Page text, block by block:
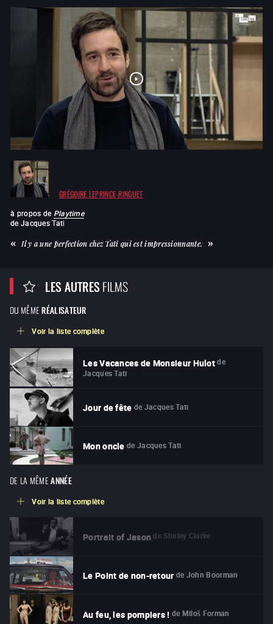
GRÉGOIRE LEPRINCE-RINGUET
à propos de Playtime
de Jacques Tati
Il y a une perfection chez Tati qui est impressionnante.
LES AUTRESFILMS
DU MÊME RÉALISATEUR
Voir la liste complète
Les Vacances de Monsieur Hulot de
Jacques Tati
Jour de fête de Jacques Tati
Mon oncle de Jacques Tati
DE LA MÊME ANNÉE
Voir la liste complète
Portrait of Jason de Shirley Clarke
Le Point de non-retour de John Boorman
Au feu, les pompiers ! de Miloš Forman